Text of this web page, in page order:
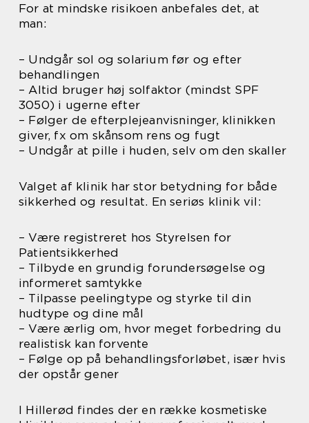
For at mindske risikoen anbefales det, at
man:
– Undgår sol og solarium før og efter
behandlingen
– Altid bruger høj solfaktor (mindst SPF
3050) i ugerne efter
– Følger de efterplejeanvisninger, klinikken
giver, fx om skånsom rens og fugt
– Undgår at pille i huden, selv om den skaller
Valget af klinik har stor betydning for både
sikkerhed og resultat. En seriøs klinik vil:
– Være registreret hos Styrelsen for
Patientsikkerhed
– Tilbyde en grundig forundersøgelse og
informeret samtykke
– Tilpasse peelingtype og styrke til din
hudtype og dine mål
– Være ærlig om, hvor meget forbedring du
realistisk kan forvente
– Følge op på behandlingsforløbet, især hvis
der opstår gener
I Hillerød findes der en række kosmetiske